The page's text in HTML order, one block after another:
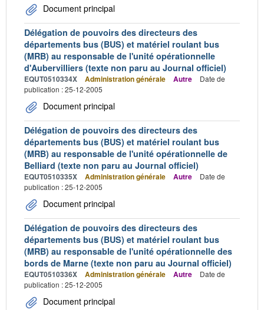
Document principal
Délégation de pouvoirs des directeurs des
départements bus (BUS) et matériel roulant bus
(MRB) au responsable de l'unité opérationnelle
d'Aubervilliers (texte non paru au Journal officiel)
EQUT0510334X Administration générale Autre
Date de
publication : 25-12-2005
Document principal
Délégation de pouvoirs des directeurs des
départements bus (BUS) et matériel roulant bus
(MRB) au responsable de l'unité opérationnelle de
Belliard (texte non paru au Journal officiel)
EQUT0510335X Administration générale Autre
Date de
publication : 25-12-2005
Document principal
Délégation de pouvoirs des directeurs des
départements bus (BUS) et matériel roulant bus
(MRB) au responsable de l'unité opérationnelle des
bords de Marne (texte non paru au Journal officiel)
EQUT0510336X Administration générale Autre
Date de
publication : 25-12-2005
Document principal